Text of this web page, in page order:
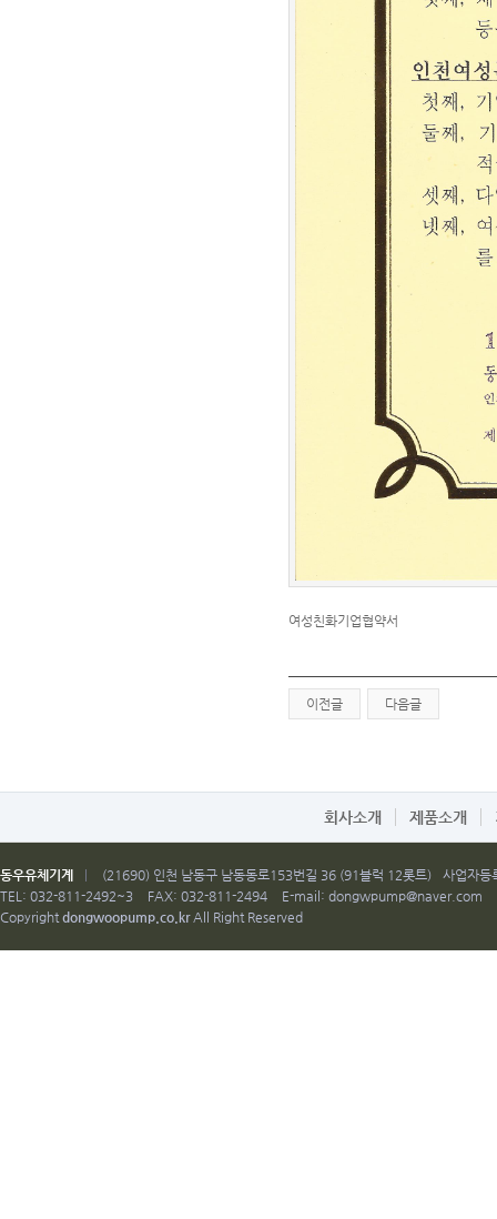
여성친화기업협약서
이전글 다음글
회사소개 제품소개
동우유체기계 (21690) 인천 남동구 남동동로153번길 36 (91블럭 12롯트)
사업자
TEL: 032-811-2492~3
FAX: 032-811-2494 E-mail: dongwpump@naver.com
Copyright dongwoopump.co.krAll Right Reserved